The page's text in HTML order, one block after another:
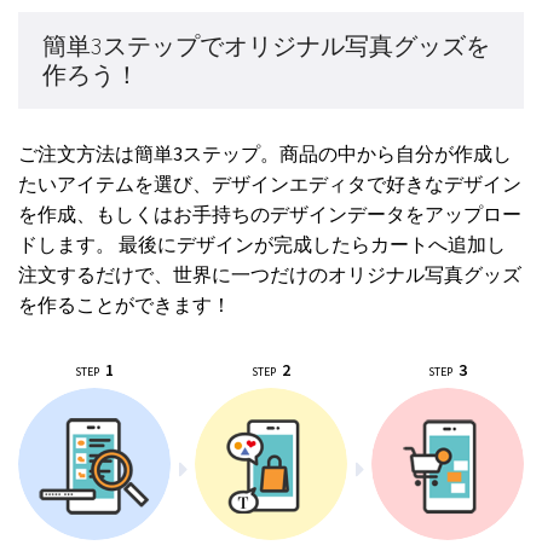
簡単3ステップでオリジナル写真グッズを
作ろう！
ご注文方法は簡単3ステップ。商品の中から自分が作成し
たいアイテムを選び、デザインエディタで好きなデザイン
を作成、もしくはお手持ちのデザインデータをアップロー
ドします。 最後にデザインが完成したらカートへ追加し
注文するだけで、世界に一つだけのオリジナル写真グッズ
を作ることができます！
STEP 1 STEP 2 STEP 3